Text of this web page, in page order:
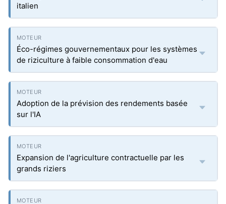
italien
Éco-régimes gouvernementaux pour les systèmes
de riziculture à faible consommation d'eau
Adoption de la prévision des rendements basée
sur l'IA
Expansion de l'agriculture contractuelle par les
grands riziers